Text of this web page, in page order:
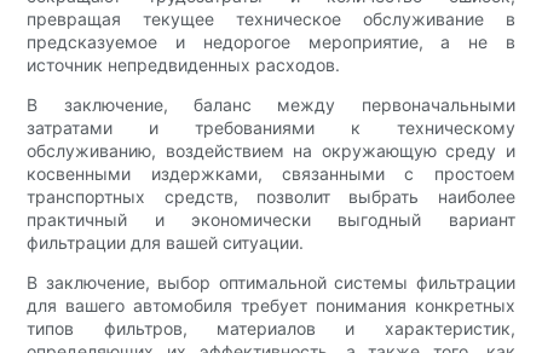
превращая текущее техническое обслуживание в
предсказуемое и недорогое мероприятие, а не в
источник непредвиденных расходов.
В заключение, баланс между первоначальными
затратами и требованиями к техническому
обслуживанию, воздействием на окружающую среду и
косвенными издержками, связанными с простоем
транспортных средств, позволит выбрать наиболее
практичный и экономически выгодный вариант
фильтрации для вашей ситуации.
В заключение, выбор оптимальной системы фильтрации
для вашего автомобиля требует понимания конкретных
типов фильтров, материалов и характеристик,